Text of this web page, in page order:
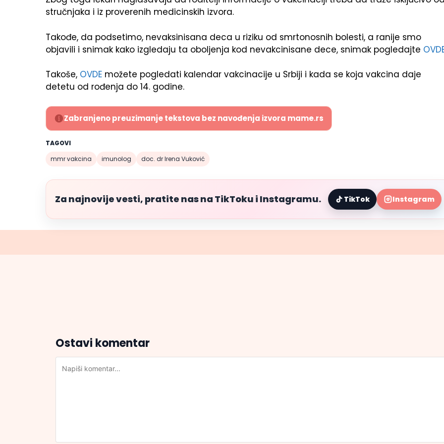
stručnjaka i iz proverenih medicinskih izvora.
Takođe, da podsetimo, nevaksinisana deca u riziku od smrtonosnih bolesti, a ranije smo
objavili i snimak kako izgledaju ta oboljenja kod nevakcinisane dece, snimak pogledajte
Takoše, OVDE možete pogledati kalendar vakcinacije u Srbiji i kada se koja vakcina daje
detetu od rođenja do 14. godine.
Zabranjeno preuzimanje tekstova bez navođenja izvora mame.rs
TAGOVI
mmr vakcina
imunolog doc. dr Irena Vuković
Za najnovije vesti, pratite nas na TikToku i Instagramu. TikTok Instagram
Ostavi komentar